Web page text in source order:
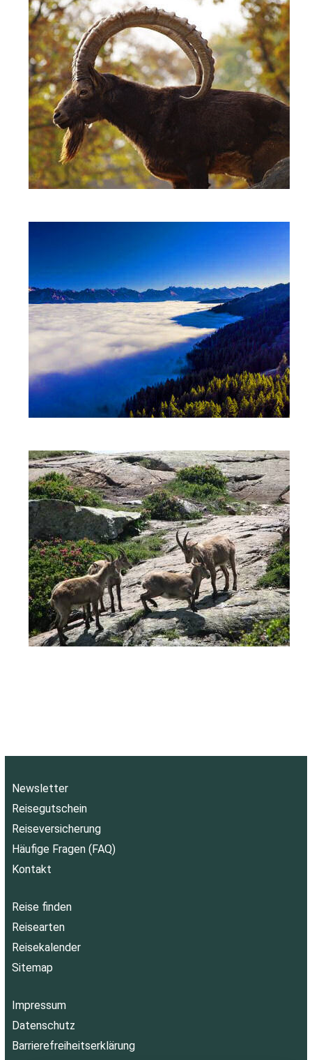
Newsletter
Reisegutschein
Reiseversicherung
Häufige Fragen (FAQ)
Kontakt
Reise finden
Reisearten
Reisekalender
Sitemap
Impressum
Datenschutz
Barrierefreiheitserklärung